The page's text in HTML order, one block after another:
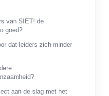
van SIET! de
goed?
dat leiders zich minder
aan de slag met het